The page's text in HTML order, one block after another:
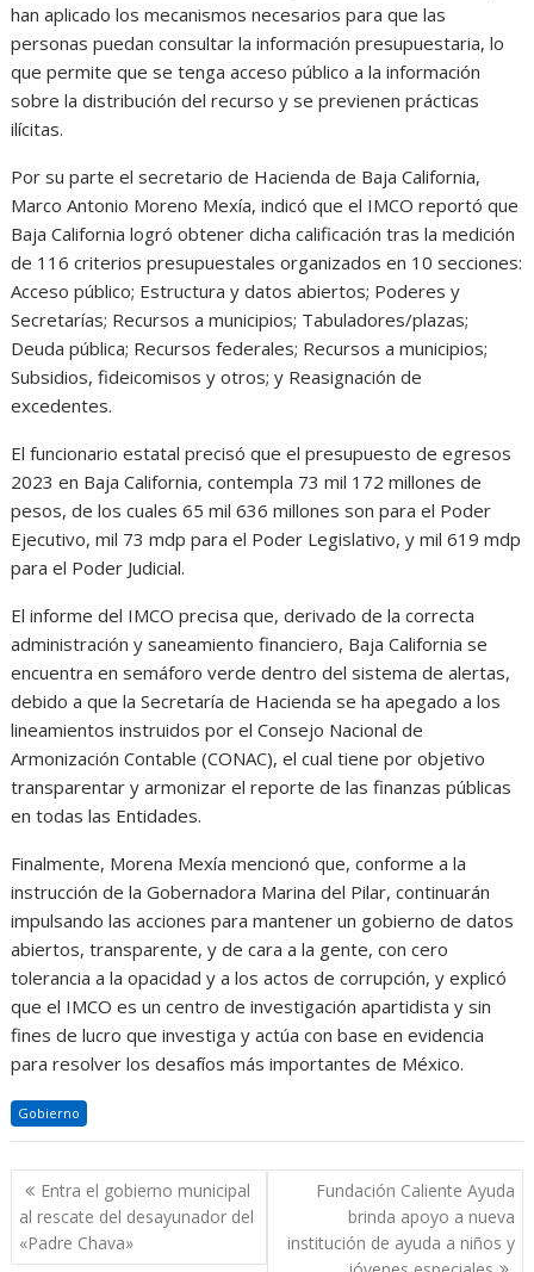
han aplicado los mecanismos necesarios para que las
personas puedan consultar la información presupuestaria, lo
que permite que se tenga acceso público a la información
sobre la distribución del recurso y se previenen prácticas
ilícitas.
Por su parte el secretario de Hacienda de Baja California,
Marco Antonio Moreno Mexía, indicó que el IMCO reportó que
Baja California logró obtener dicha calificación tras la medición
de 116 criterios presupuestales organizados en 10 secciones:
Acceso público; Estructura y datos abiertos; Poderes y
Secretarías; Recursos a municipios; Tabuladores/plazas;
Deuda pública; Recursos federales; Recursos a municipios;
Subsidios, fideicomisos y otros; y Reasignación de
excedentes.
El funcionario estatal precisó que el presupuesto de egresos
2023 en Baja California, contempla 73 mil 172 millones de
pesos, de los cuales 65 mil 636 millones son para el Poder
Ejecutivo, mil 73 mdp para el Poder Legislativo, y mil 619 mdp
para el Poder Judicial.
El informe del IMCO precisa que, derivado de la correcta
administración y saneamiento financiero, Baja California se
encuentra en semáforo verde dentro del sistema de alertas,
debido a que la Secretaría de Hacienda se ha apegado a los
lineamientos instruidos por el Consejo Nacional de
Armonización Contable (CONAC), el cual tiene por objetivo
transparentar y armonizar el reporte de las finanzas públicas
en todas las Entidades.
Finalmente, Morena Mexía mencionó que, conforme a la
instrucción de la Gobernadora Marina del Pilar, continuarán
impulsando las acciones para mantener un gobierno de datos
abiertos, transparente, y de cara a la gente, con cero
tolerancia a la opacidad y a los actos de corrupción, y explicó
que el IMCO es un centro de investigación apartidista y sin
fines de lucro que investiga y actúa con base en evidencia
para resolver los desafíos más importantes de México.
Gobierno
Navegación
de
entradas
Entra el gobierno municipal
al rescate del desayunador del
«Padre Chava»
Fundación Caliente Ayuda
brinda apoyo a nueva
institución de ayuda a niños y